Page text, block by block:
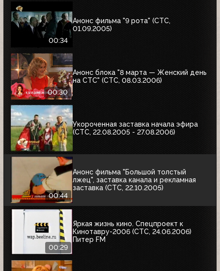
00:34
Анонс фильма "9 рота" (СТС,
01.09.2005)
00:30
Анонс блока "8 марта — Женский день
на СТС" (СТС, 08.03.2006)
Укороченная заставка начала эфира
(СТС, 22.08.2005 - 27.08.2006)
00:44
Анонс фильма "Большой толстый
лжец", заставка канала и рекламная
заставка (СТС, 22.10.2005)
00:29
Яркая жизнь кино. Спецпроект к
Кинотавру-2006 (СТС, 24.06.2006)
Питер FM